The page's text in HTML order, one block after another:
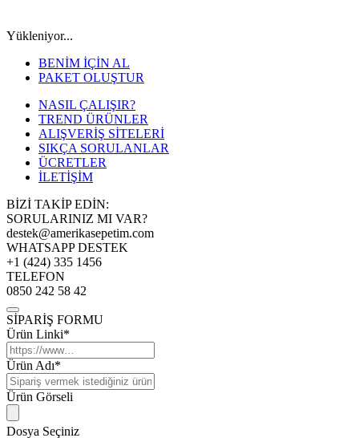
Yükleniyor...
BENİM İÇİN AL
PAKET OLUŞTUR
NASIL ÇALIŞIR?
TREND ÜRÜNLER
ALIŞVERİŞ SİTELERİ
SIKÇA SORULANLAR
ÜCRETLER
İLETİŞİM
BİZİ TAKİP EDİN:
SORULARINIZ MI VAR?
destek@amerikasepetim.com
WHATSAPP DESTEK
+1 (424) 335 1456
TELEFON
0850 242 58 42
SİPARİŞ FORMU
Ürün Linki*
Ürün Adı*
Ürün Görseli
Dosya Seçiniz